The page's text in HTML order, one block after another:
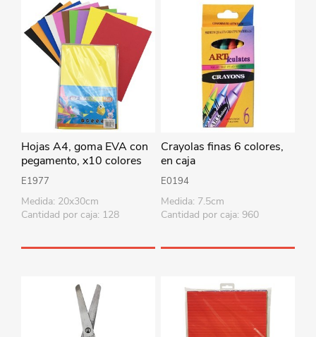
Hojas A4, goma EVA con
pegamento, x10 colores
E1977
Medida: 20x30cm
Cantidad por caja: 128
Crayolas finas 6 colores,
en caja
E0194
Medida: 7.5cm
Cantidad por caja: 960